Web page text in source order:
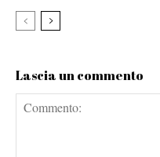
Lascia un commento